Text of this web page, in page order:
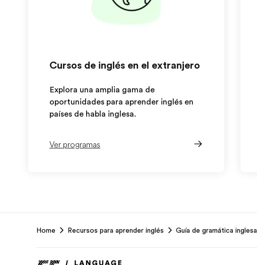
Cursos de inglés en el extranjero
Explora una amplia gama de
oportunidades para aprender inglés en
países de habla inglesa.
Ver programas
Home Recursos para aprender inglés Guía de gramática inglesa